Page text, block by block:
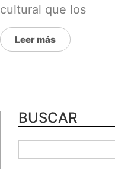
cultural que los
Leer más
BUSCAR